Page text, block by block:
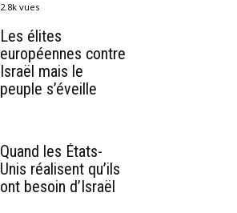
2.8k vues
Les élites
européennes contre
Israël mais le
peuple s’éveille
Quand les États-
Unis réalisent qu’ils
ont besoin d’Israël